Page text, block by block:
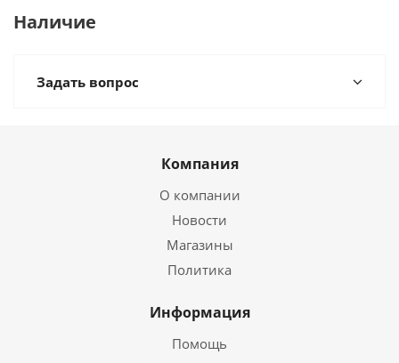
Наличие
Задать вопрос
Компания
О компании
Новости
Магазины
Политика
Информация
Помощь